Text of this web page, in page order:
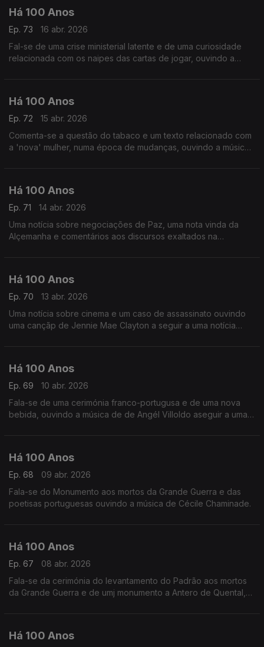
Há 100 Anos
Ep. 73
16 abr. 2026
Fal-se de uma crise ministerial latente e de uma curiosidade
relacionada com os naipes das cartas de jogar, ouvindo a
Há 100 Anos
Ep. 72
15 abr. 2026
Comenta-se a questão do tabaco e um texto relacionado com
a 'nova' mulher, numa época de mudanças, ouvindo a música
Há 100 Anos
Ep. 71
14 abr. 2026
Uma notícia sobre negociações de Paz, uma nota vinda da
Alçemanha e comentários aos discursos exaltados na
Há 100 Anos
Ep. 70
13 abr. 2026
Uma notícia sobre cinema e um caso de assassinato ouvindo
uma cançãp de Jennie Mae Clayton a seguir a uma notícia
Há 100 Anos
Ep. 69
10 abr. 2026
Fala-se de uma cerimónia franco-portugusa e de uma nova
bebida, ouvindo a música de de Angél Villoldo aseguir a uma
Há 100 Anos
Ep. 68
09 abr. 2026
Fala-se do Monumento aos mortos da Grande Guerra e das
poetisas portuguesas ouvindo a música de Cécile Chaminade.
Há 100 Anos
Ep. 67
08 abr. 2026
Fala-se da cerimónia do levantamento do Padrão aos mortos
da Grande Guerra e de umj monumento a Antero de Quental,
Há 100 Anos